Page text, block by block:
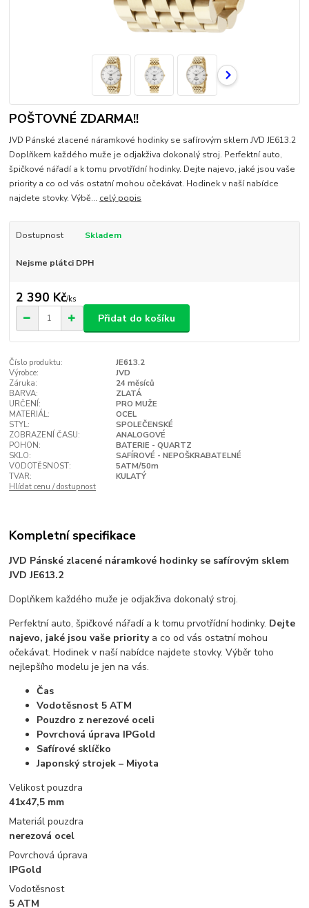
POŠTOVNÉ ZDARMA!!
JVD Pánské zlacené náramkové hodinky se safírovým sklem JVD JE613.2
Doplňkem každého muže je odjakživa dokonalý stroj. Perfektní auto,
špičkové nářadí a k tomu prvotřídní hodinky. Dejte najevo, jaké jsou vaše
priority a co od vás ostatní mohou očekávat. Hodinek v naší nabídce
najdete stovky. Výbě... celý popis
Dostupnost Skladem
Nejsme plátci DPH
2 390 Kč/ks
Přidat do košíku
Číslo produktu:
JE613.2
Výrobce:
JVD
Záruka:
24 měsíců
BARVA:
ZLATÁ
URČENÍ:
PRO MUŽE
MATERIÁL:
OCEL
STYL:
SPOLEČENSKÉ
ZOBRAZENÍ ČASU:
ANALOGOVÉ
POHON:
BATERIE - QUARTZ
SKLO:
SAFÍROVÉ - NEPOŠKRABATELNÉ
VODOTĚSNOST:
5ATM/50m
TVAR:
KULATÝ
Hlídat cenu / dostupnost
Kompletní specifikace
JVD Pánské zlacené náramkové hodinky se safírovým sklem
JVD JE613.2
Doplňkem každého muže je odjakživa dokonalý stroj.
Perfektní auto, špičkové nářadí a k tomu prvotřídní hodinky. Dejte
najevo, jaké jsou vaše prioritya co od vás ostatní mohou
očekávat. Hodinek v naší nabídce najdete stovky. Výběr toho
nejlepšího modelu je jen na vás.
Čas
Vodotěsnost 5 ATM
Pouzdro z nerezové oceli
Povrchová úprava IPGold
Safírové sklíčko
Japonský strojek – Miyota
Velikost pouzdra
41x47,5 mm
Materiál pouzdra
nerezová ocel
Povrchová úprava
IPGold
Vodotěsnost
5 ATM